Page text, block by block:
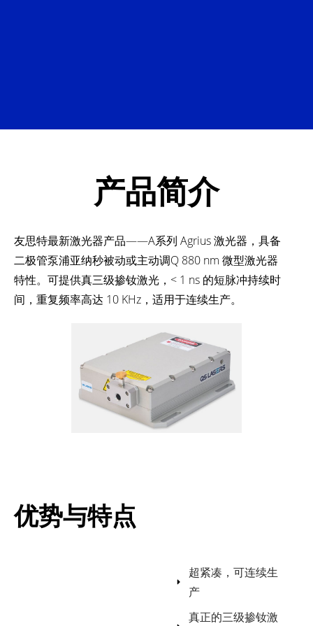
产品简介
友思特最新激光器产品——A系列 Agrius 激光器，具备
二极管泵浦亚纳秒被动或主动调Q 880 nm 微型激光器
特性。可提供真三级掺钕激光，< 1 ns 的短脉冲持续时
间，重复频率高达 10 KHz，适用于连续生产。
优势与特点
超紧凑，可连续生
产
真正的三级掺钕激